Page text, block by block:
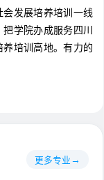
发展培养培训一线
学院办成服务四川
培训高地。有力的
更多专业